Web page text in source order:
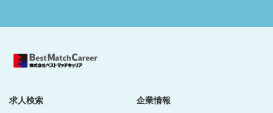
求人検索
企業情報